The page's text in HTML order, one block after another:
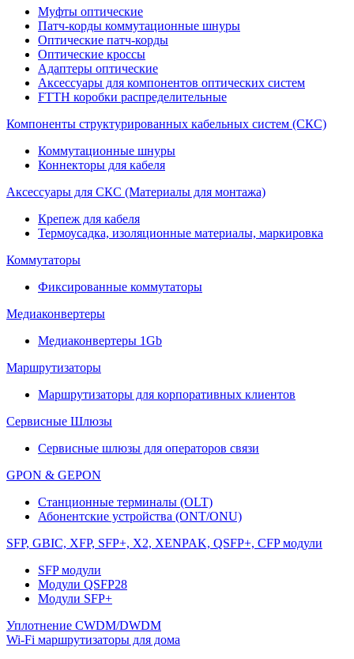
Муфты оптические
Патч-корды коммутационные шнуры
Оптические патч-корды
Оптические кроссы
Адаптеры оптические
Аксессуары для компонентов оптических систем
FTTH коробки распределительные
Компоненты структурированных кабельных систем (СКС)
Коммутационные шнуры
Коннекторы для кабеля
Аксессуары для СКС (Материалы для монтажа)
Крепеж для кабеля
Термоусадка, изоляционные материалы, маркировка
Коммутаторы
Фиксированные коммутаторы
Медиаконвертеры
Медиаконвертеры 1Gb
Маршрутизаторы
Маршрутизаторы для корпоративных клиентов
Сервисные Шлюзы
Сервисные шлюзы для операторов связи
GPON & GEPON
Станционные терминалы (OLT)
Абонентские устройства (ONT/ONU)
SFP, GBIC, XFP, SFP+, X2, XENPAK, QSFP+, CFP модули
SFP модули
Модули QSFP28
Модули SFP+
Уплотнение CWDM/DWDM
Wi-Fi маршрутизаторы для дома